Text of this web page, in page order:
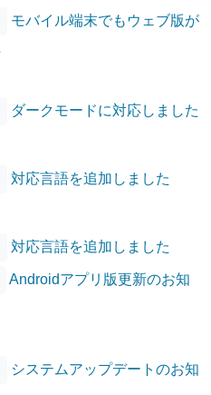
モバイル端末でもウェブ版が
ダークモードに対応しました
対応言語を追加しました
対応言語を追加しました
Androidアプリ版更新のお知
システムアップデートのお知